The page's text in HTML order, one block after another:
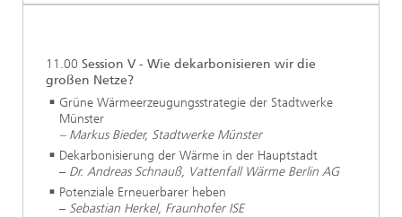
11.00 Session V - Wie dekarbonisieren wir die
großen Netze?
Grüne Wärmeerzeugungsstrategie der Stadtwerke
Münster
– Markus Bieder, Stadtwerke Münster
Dekarbonisierung der Wärme in der Hauptstadt
– Dr. Andreas Schnauß, Vattenfall Wärme Berlin AG
Potenziale Erneuerbarer heben
– Sebastian Herkel, Fraunhofer ISE